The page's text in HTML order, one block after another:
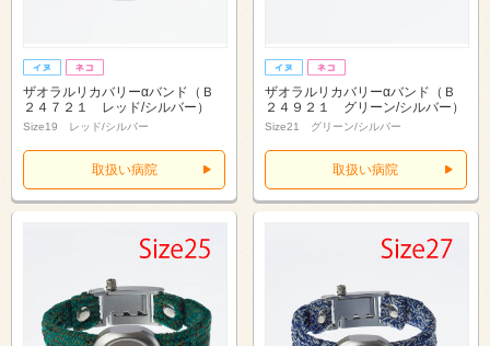
ザオラルリカバリーαバンド（Ｂ
２４７２１ レッド/シルバー）
Size19 レッド/シルバー
取扱い病院
ザオラルリカバリーαバンド（Ｂ
２４９２１ グリーン/シルバー）
Size21 グリーン/シルバー
取扱い病院